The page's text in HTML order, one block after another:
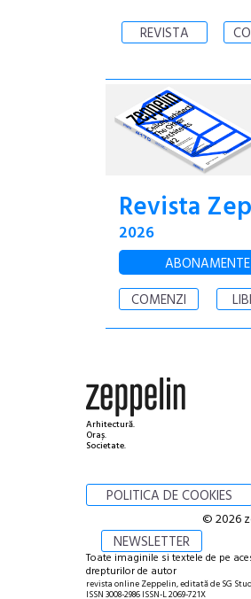
REVISTA
Revista
2026
ABONAMENTE
COMENZI
Arhitectură.
Oraș.
Societate.
POLITICA DE COOKIES
NEWSLETTER
© 2026
Toate imaginile si textele de pe
drepturilor de autor
revista online Zeppelin, editată de SG
ISSN 3008-2986 ISSN-L 2069-721X